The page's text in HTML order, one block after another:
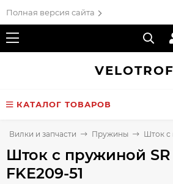
Полная версия сайта
VELO
КАТАЛОГ ТОВАРОВ
Вилки и запчасти Пружины Шток с
Шток с пружиной
FKE209-51